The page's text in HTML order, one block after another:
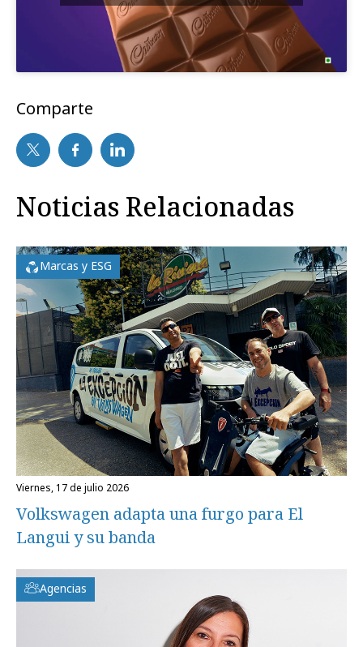
Comparte
Noticias Relacionadas
Marcas y ESG
viernes, 17 de julio 2026
Volkswagen adapta una furgo para El
Langui y su banda
Agencias